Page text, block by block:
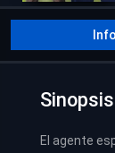
Info
Sinopsis
El agente